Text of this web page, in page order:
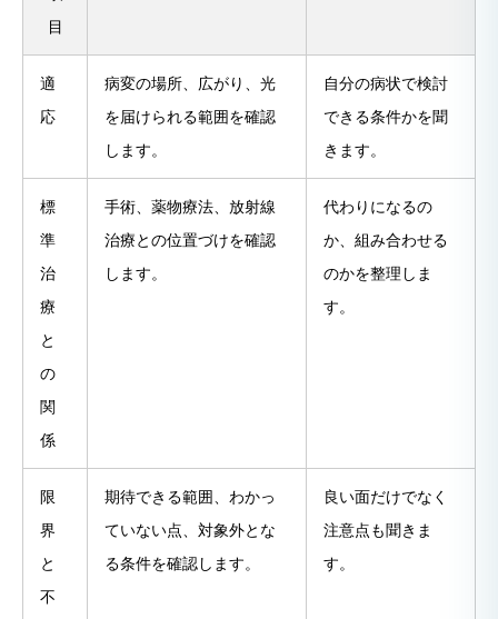
目
適
応
病変の場所、広がり、光
を届けられる範囲を確認
します。
自分の病状で検討
できる条件かを聞
きます。
標
準
治
療
と
の
関
係
手術、薬物療法、放射線
治療との位置づけを確認
します。
代わりになるの
か、組み合わせる
のかを整理しま
す。
限
界
と
不
期待できる範囲、わかっ
ていない点、対象外とな
る条件を確認します。
良い面だけでなく
注意点も聞きま
す。